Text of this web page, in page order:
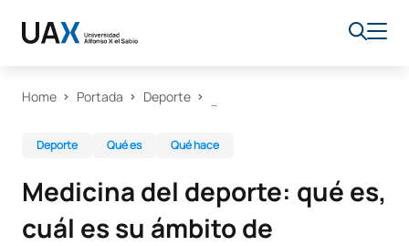
Home Portada Deporte
Deporte Qué es Qué hace
Medicina del deporte: qué es,
cuál es su ámbito de